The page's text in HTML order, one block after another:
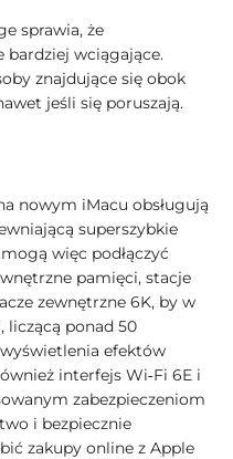
sprawia, że
bardziej wciągające.
znajdujące się obok
jeśli się poruszają.
nowym iMacu obsługują
superszybkie
więc podłączyć
pamięci, stacje
zewnętrzne 6K, by w
liczącą ponad 50
efektów
interfejs Wi‑Fi 6E i
zabezpieczeniom
i bezpiecznie
zakupy online z Apple